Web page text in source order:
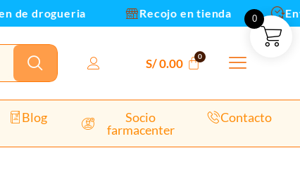
drogueria Recojo en tienda
S/0.00
Blog
Socio
farmacenter
Contacto
0